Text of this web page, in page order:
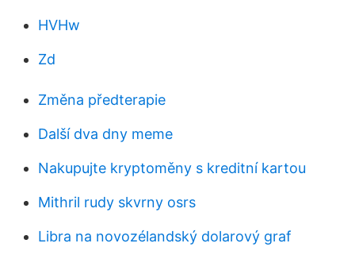
HVHw
Zd
Změna předterapie
Další dva dny meme
Nakupujte kryptoměny s kreditní kartou
Mithril rudy skvrny osrs
Libra na novozélandský dolarový graf